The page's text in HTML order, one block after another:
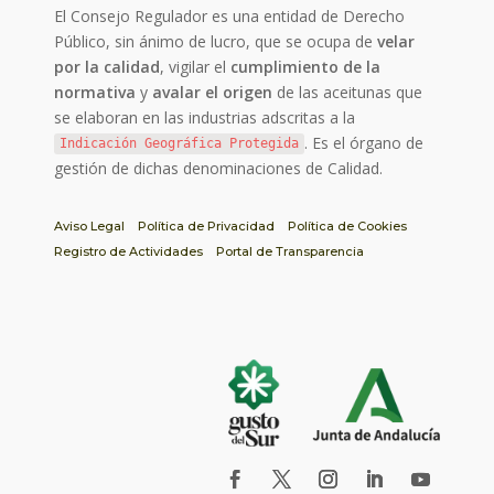
El Consejo Regulador es una entidad de Derecho
Público, sin ánimo de lucro, que se ocupa develar
por la calidad, vigilar el cumplimiento de la
normativa y avalar el origen de las aceitunas que
se elaboran en las industrias adscritas a la
Indicación Geográfica Protegida . Es el órgano de
gestión de dichas denominaciones de Calidad.
Aviso Legal Política de Privacidad
Política de Cookies
Registro de Actividades
Portal de Transparencia